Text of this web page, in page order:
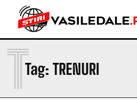
Tag: TRENURI
T